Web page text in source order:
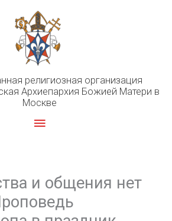
религиозная организация
Архиепархия Божией Матери в
Москве
Главное
и общения нет